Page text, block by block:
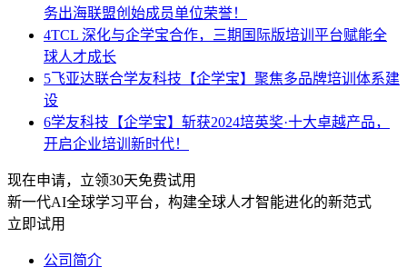
务出海联盟创始成员单位荣誉！
4TCL 深化与企学宝合作，三期国际版培训平台赋能全
球人才成长
5飞亚达联合学友科技【企学宝】聚焦多品牌培训体系建
设
6学友科技【企学宝】斩获2024培英奖·十大卓越产品，
开启企业培训新时代！
现在申请，立领30天免费试用
新一代AI全球学习平台，构建全球人才智能进化的新范式
立即试用
公司简介